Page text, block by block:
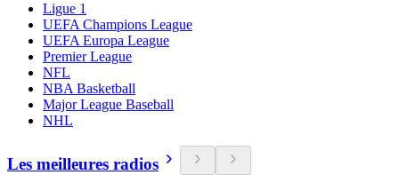
Ligue 1
UEFA Champions League
UEFA Europa League
Premier League
NFL
NBA Basketball
Major League Baseball
NHL
Les meilleures radios